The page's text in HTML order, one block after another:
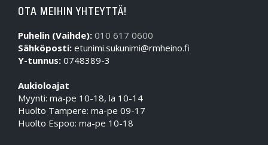
OTA MEIHIN YHTEYTTÄ!
Puhelin (Vaihde): 010 617 0600
Sähköposti: etunimi.sukunimi@rmheino.fi
Y-tunnus: 0748389-3
Aukioloajat
Myynti: ma-pe 10-18, la 10-14
Huolto Tampere: ma-pe 09-17
Huolto Espoo: ma-pe 10-18